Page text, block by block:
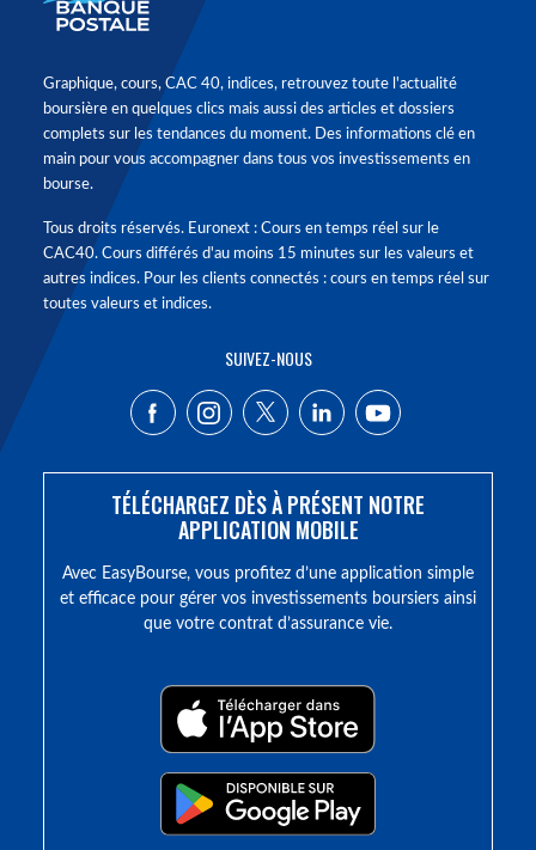
Graphique, cours, CAC 40, indices, retrouvez toute l'actualité
boursière en quelques clics mais aussi des articles et dossiers
complets sur les tendances du moment. Des informations clé en
main pour vous accompagner dans tous vos investissements en
bourse.
Tous droits réservés. Euronext : Cours en temps réel sur le
CAC40. Cours différés d'au moins 15 minutes sur les valeurs et
autres indices. Pour les clients connectés : cours en temps réel sur
toutes valeurs et indices.
SUIVEZ-NOUS
TÉLÉCHARGEZ DÈS À PRÉSENT NOTRE
APPLICATION MOBILE
Avec EasyBourse, vous profitez d’une application simple
et efficace pour gérer vos investissements boursiers ainsi
que votre contrat d’assurance vie.